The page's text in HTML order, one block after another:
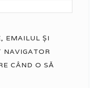
EMAILUL ȘI
NAVIGATOR
CÂND O SĂ